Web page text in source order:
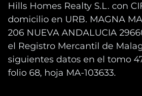
Hills Homes Realty S.L. con
domicilio en URB. MAGNA
206 NUEVA ANDALUCIA
el Registro Mercantil de
siguientes datos en el tomo
folio 68, hoja MA-103633.